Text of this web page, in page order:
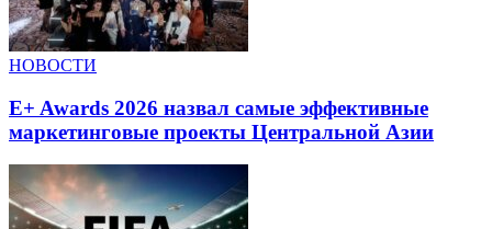
НОВОСТИ
E+ Awards 2026 назвал самые эффективные
маркетинговые проекты Центральной Азии